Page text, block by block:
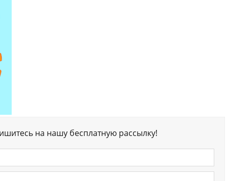
на нашу бесплатную рассылку!